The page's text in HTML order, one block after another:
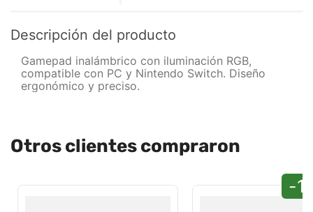
Descripción del producto
Gamepad inalámbrico con iluminación RGB,
compatible con PC y Nintendo Switch. Diseño
ergonómico y preciso.
Otros clientes compraron
-